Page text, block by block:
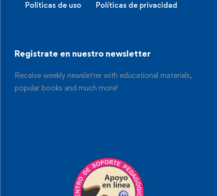
Politicas de uso Políticas de privacidad
Registrate en nuestro newsletter
Receive weekly newsletter with educational materials,
popular books and much more!